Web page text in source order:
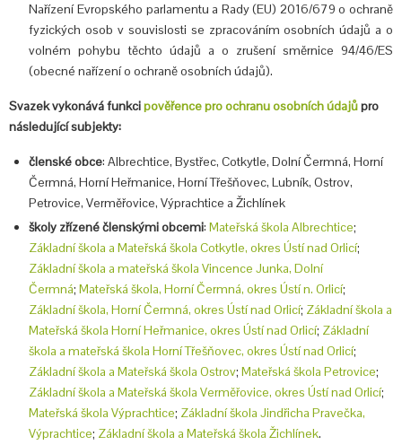
Nařízení Evropského parlamentu a Rady (EU) 2016/679 o ochraně
fyzických osob v souvislosti se zpracováním osobních údajů a o
volném pohybu těchto údajů a o zrušení směrnice 94/46/ES
(obecné nařízení o ochraně osobních údajů).
Svazek vykonává funkcipověřence pro ochranu osobních údajůpro
následující subjekty:
členské obce: Albrechtice, Bystřec, Cotkytle, Dolní Čermná, Horní
Čermná, Horní Heřmanice, Horní Třešňovec, Lubník, Ostrov,
Petrovice, Verměřovice, Výprachtice a Žichlínek
školy zřízené členskými obcemi:Mateřská škola Albrechtice;
Základní škola a Mateřská škola Cotkytle, okres Ústí nad Orlicí;
Základní škola a mateřská škola Vincence Junka, Dolní
Čermná;Mateřská škola, Horní Čermná, okres Ústí n. Orlicí;
Základní škola, Horní Čermná, okres Ústí nad Orlicí; Základní škola a
Mateřská škola Horní Heřmanice, okres Ústí nad Orlicí; Základní
škola a mateřská škola Horní Třešňovec, okres Ústí nad Orlicí;
Základní škola a Mateřská škola Ostrov;Mateřská škola Petrovice;
Základní škola a Mateřská škola Verměřovice, okres Ústí nad Orlicí;
Mateřská škola Výprachtice; Základní škola Jindřicha Pravečka,
Výprachtice; Základní škola a Mateřská škola Žichlínek.